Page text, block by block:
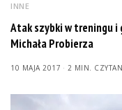
INNE
Atak szybki w treningu i
Michała Probierza
10 MAJA 2017 2 MIN.